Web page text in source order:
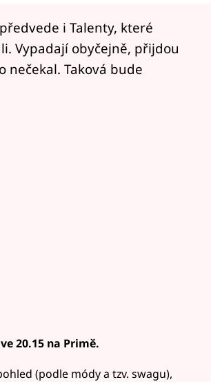
i Talenty, které
Vypadají obyčejně, přijdou
nečekal. Taková bude
20.15 na Primě.
(podle módy a tzv. swagu),